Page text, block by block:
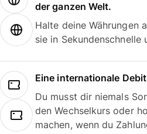
der ganzen Welt.
Halte deine Währungen
sie in Sekundenschnelle
Eine internationale
Du musst dir niemals
den Wechselkurs oder
machen, wenn du